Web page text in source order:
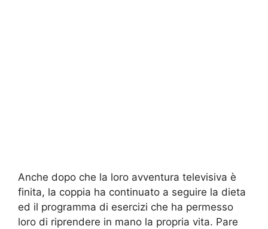
Anche dopo che la loro avventura televisiva è
finita, la coppia ha continuato a seguire la dieta
ed il programma di esercizi che ha permesso
loro di riprendere in mano la propria vita. Pare